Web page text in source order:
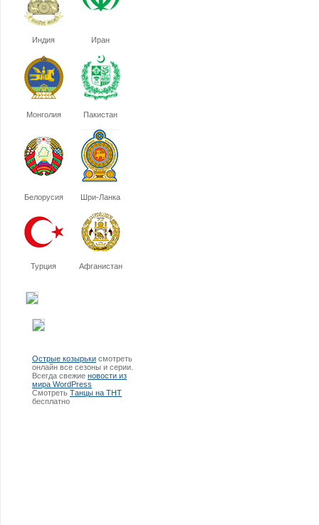
Индия Иран
Монголия Пакистан
Белорусия Шри-Ланка
Турция Афганистан
Острые козырьки смотреть
онлайн все сезоны и серии.
Всегда свежие новости из
мира WordPress
Смотреть Танцы на ТНТ
бесплатно